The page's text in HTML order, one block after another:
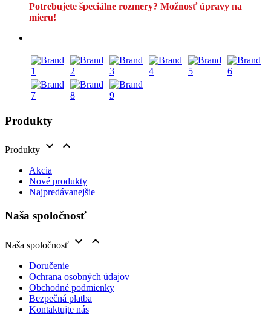
Potrebujete špeciálne rozmery? Možnosť úpravy na
mieru!
Produkty
Produkty  
Akcia
Nové produkty
Najpredávanejšie
Naša spoločnosť
Naša spoločnosť  
Doručenie
Ochrana osobných údajov
Obchodné podmienky
Bezpečná platba
Kontaktujte nás